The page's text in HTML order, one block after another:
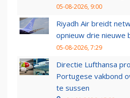
05-08-2026, 9:00
Riyadh Air breidt
opnieuw drie nieuwe
05-08-2026, 7:29
Directie Lufthansa
Portugese vakbond
te sussen